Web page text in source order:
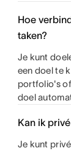
Hoe
taken?
Je kunt
een doel te
portfolio's
doel
Kan ik
Je kunt